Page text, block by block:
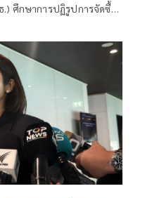
ศึกษาการปฏิรูปการจัดซื้อ
ผู้แทนราษฎร แถลงความ
ดซื้อจัดจ้างภาครัฐ" ว่า คณะ
แทน สส.